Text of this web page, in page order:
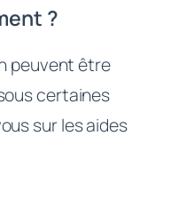
?
peuvent être
certaines
sur les aides